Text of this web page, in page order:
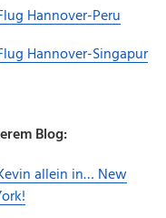
Hannover-Peru
Hannover-Singapur
Blog:
allein in… New